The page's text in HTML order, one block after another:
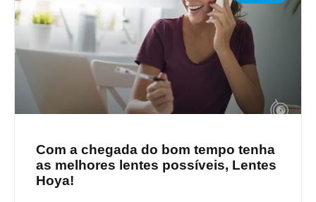
Com a chegada do bom tempo tenha
as melhores lentes possíveis, Lentes
Hoya!